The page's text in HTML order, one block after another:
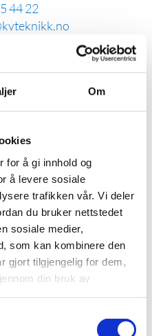
Om
for å gi innhold og
å levere sosiale
trafikken vår. Vi deler
du bruker nettstedet
sosiale medier,
som kan kombinere den
gjort tilgjengelig for dem,
din bruk av
44 22